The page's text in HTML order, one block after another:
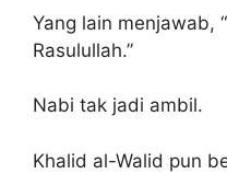
Yang lain menjawab,
Rasulullah.”
Nabi tak jadi ambil.
Khalid al-Walid pun